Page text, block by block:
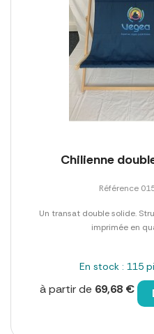
Chilienne
Référence
Un transat double solide.
imprimée en
En stock : 115
à partir de 69,68 €